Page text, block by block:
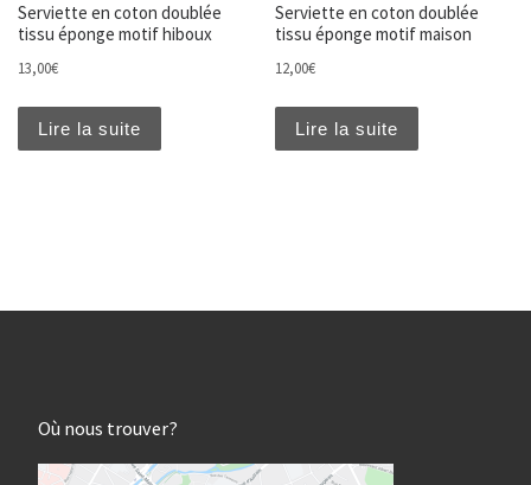
Serviette en coton doublée
tissu éponge motif hiboux
13,00€
Lire la suite
Serviette en coton doublée
tissu éponge motif maison
12,00€
Lire la suite
Où nous trouver?